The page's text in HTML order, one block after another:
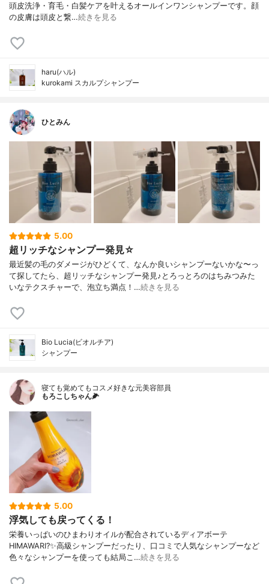
頭皮洗浄・育毛・白髪ケアを叶えるオールインワンシャンプーです。顔
の皮膚は頭皮と繋…続きを見る
haru(ハル)
kurokami スカルプシャンプー
ひとみん
5.00
超リッチなシャンプー発見☆
最近髪の毛のダメージがひどくて、なんか良いシャンプーないかな〜っ
て探してたら、超リッチなシャンプー発見♪とろっとろのはちみつみた
いなテクスチャーで、泡立ち満点！…続きを見る
Bio Lucia(ビオルチア)
シャンプー
寝ても覚めてもコスメ好きな元美容部員
もろこしちゃん🌽
5.00
浮気しても戻ってくる！
栄養いっぱいのひまわりオイルが配合されているディアボーテ
HIMAWARI?✨高級シャンプーだったり、口コミで人気なシャンプーなど
色々なシャンプーを使っても結局こ…続きを見る